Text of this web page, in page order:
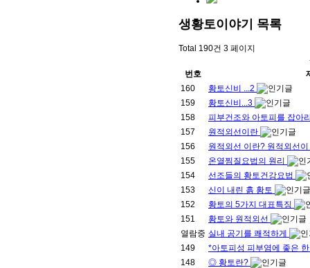
생황토이야기 목록
Total 190건 3 페이지
번호
160
황토신비 ...2
159
황토신비...3
158
피부건조와 아토피를 잡아
157
원적외선이란
156
원적외선 이란? 원적외선
155
온열찜질요법의 원리
154
선조들의 황토건강요법
153
신이 내린 흙 황토
152
황토의 5가지 대표특징
151
황토와 원적외선
열람중 실내 공기를 쾌적하게
149
*아토피성 피부염에 좋은
148
◎ 황토란?